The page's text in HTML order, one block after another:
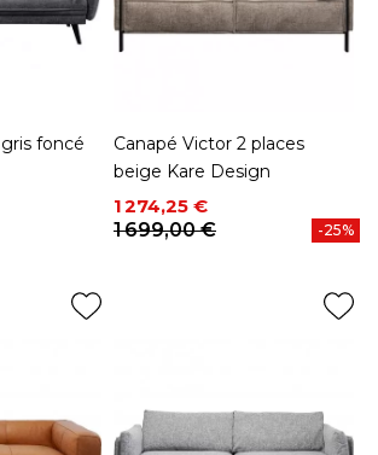
foncé
Canapé Victor 2 places
beige Kare Design
Prix
1 274,25 €
Prix de base
1 699,00 €
-25%